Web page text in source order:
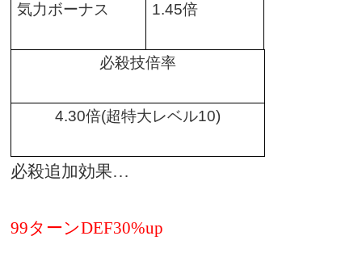
気力ボーナス 1.45倍
必殺技倍率
4.30倍(超特大レベル10)
必殺追加効果…
99ターンDEF30%up